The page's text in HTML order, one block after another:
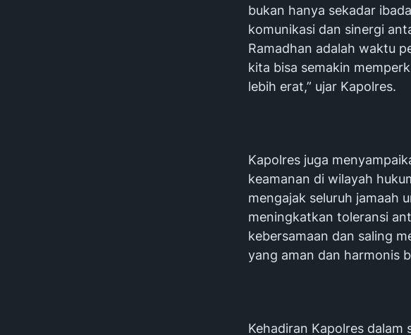
bukan hanya sekadar
komunikasi dan sinergi
Ramadhan adalah waktu
kita bisa semakin
lebih erat,” ujar Kapolres.
Kapolres juga
keamanan di wilayah
mengajak seluruh jamaah
meningkatkan toleransi
kebersamaan dan saling
yang aman dan harmonis
Kehadiran Kapolres